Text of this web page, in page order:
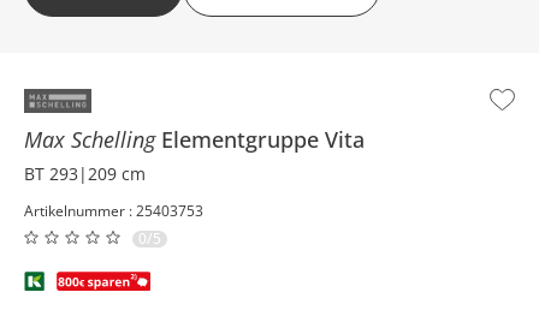
Max Schelling Elementgruppe Vita
BT 293|209 cm
Artikelnummer : 25403753
0/5